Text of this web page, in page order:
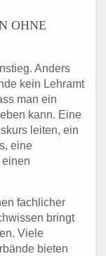
OHNE
Anders
kein Lehramt
man ein
kann. Eine
leiten, ein
eine
fachlicher
bringt
Viele
bieten